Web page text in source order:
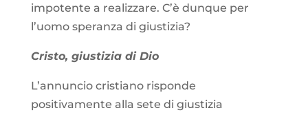
impotente a realizzare. C’è dunque per
l’uomo speranza di giustizia?
Cristo, giustizia di Dio
L’annuncio cristiano risponde
positivamente alla sete di giustizia